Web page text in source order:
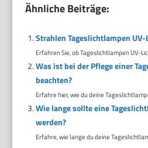
Ähnliche Beiträge:
Strahlen Tageslichtlampen UV-
Erfahren Sie, ob Tageslichtlampen UV-
Was ist bei der Pflege einer
beachten?
Erfahre hier, wie du deine
Wie lange sollte eine
werden?
Erfahre, wie lange du deine